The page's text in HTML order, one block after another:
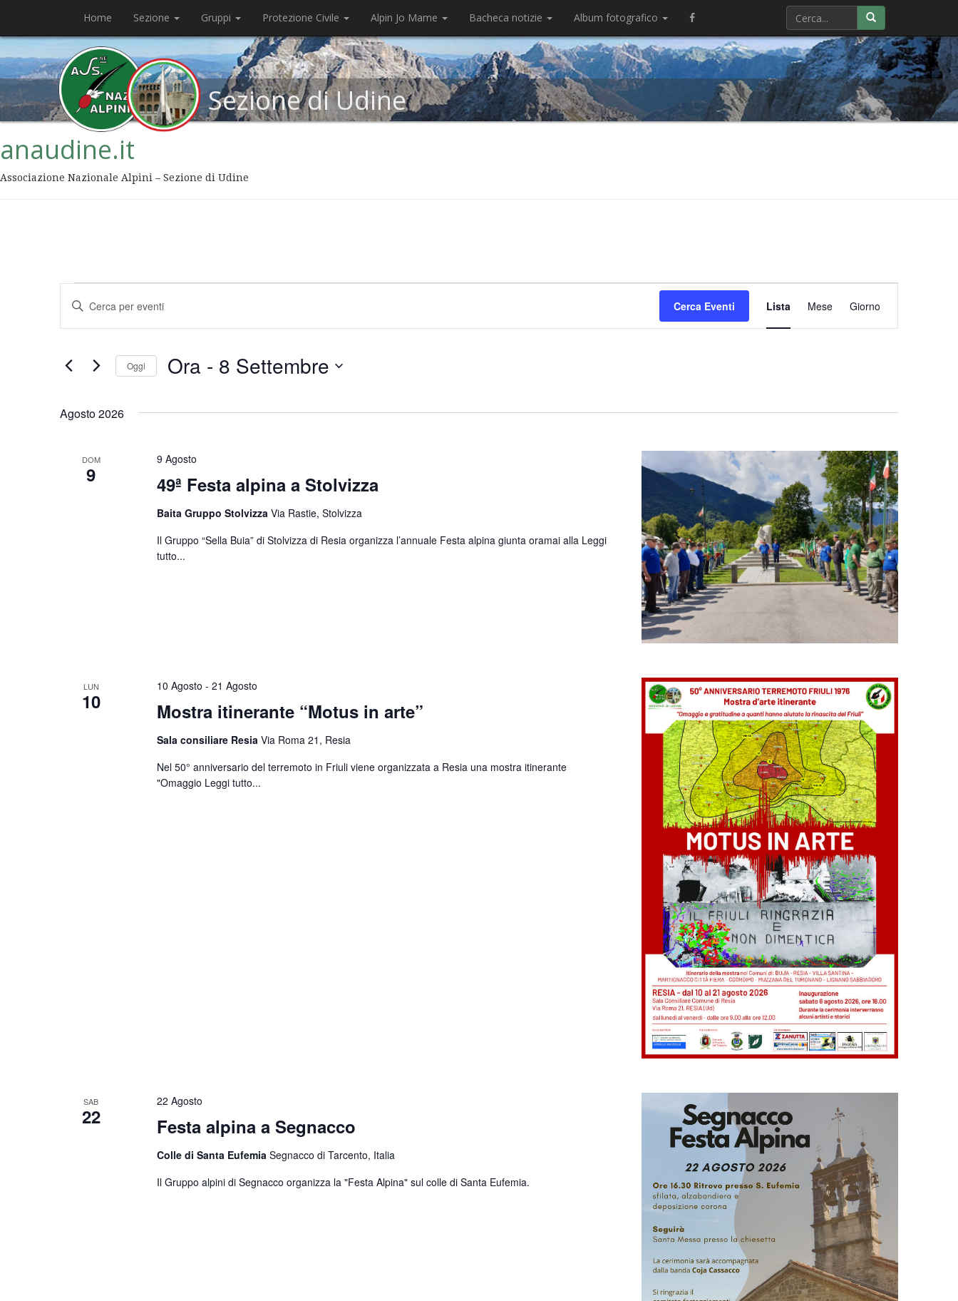
Home Sezione Gruppi Protezione Civile Alpin Jo Mame Bacheca notizie Album fotografico
Sezione di Udine
anaudine.it
Associazione Nazionale Alpini – Sezione di Udine
Eventi
Ricerca
viste
Inserisci
Parola
Chiave.
per
Cerca Eventi
Evento
Viste
Navigazione
Lista Mese Giorno
Oggi Ora - 8 Settembre
data.
Agosto 2026
DOM
9 49ª Festa alpina a Stolvizza
9 Agosto
Baita Gruppo Stolvizza Via Rastie, Stolvizza
Il Gruppo “Sella Buia” di Stolvizza di Resia organizza l’annuale Festa alpina giunta oramai alla Leggi
tutto...
LUN
10 Mostra itinerante “Motus in arte”
10 Agosto - 21 Agosto
Sala consiliare Resia Via Roma 21, Resia
Nel 50° anniversario del terremoto in Friuli viene organizzata a Resia una mostra itinerante
"Omaggio Leggi tutto...
SAB
22 Festa alpina a Segnacco
22 Agosto
Colle di Santa Eufemia Segnacco di Tarcento, Italia
Il Gruppo alpini di Segnacco organizza la "Festa Alpina" sul colle di Santa Eufemia.